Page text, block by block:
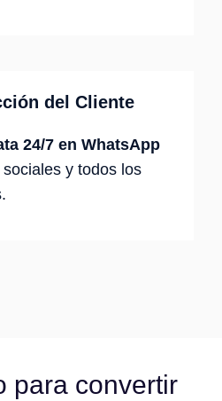
del Cliente
24/7 en WhatsApp
y todos los
para convertir